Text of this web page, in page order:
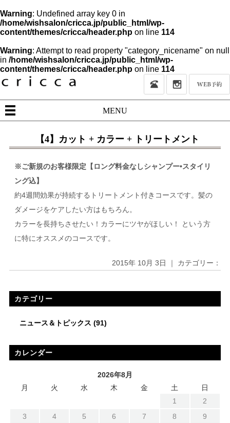
Warning: Undefined array key 0 in
/home/wishsalon/cricca.jp/public_html/wp-
content/themes/cricca/header.php on line 114
Warning: Attempt to read property "category_nicename" on null
in /home/wishsalon/cricca.jp/public_html/wp-
content/themes/cricca/header.php on line 114
MENU
【4】カット + カラー + トリートメント
※ご新規のお客様限定【ロング料金なしシャンプー•スタイリ
ング込】
約4週間効果が持続するトリートメント付きコースです。髪の
ダメージをケアしたい方はもちろん。
カラーを長持ちさせたい！カラーにツヤがほしい！ という方
に特にオススメのコースです。
2015年 10月 3日 ｜ カテゴリー：
カテゴリー
ニュース＆トピックス (91)
カレンダー
2026年8月
月
火 水 木 金 土
日
1
2
3
4 5 6 7 8
9